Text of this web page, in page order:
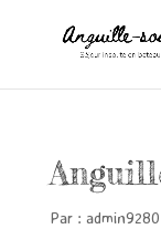
Par : admin9280